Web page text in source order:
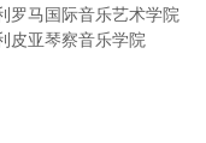
罗马国际音乐艺术学院
皮亚琴察音乐学院